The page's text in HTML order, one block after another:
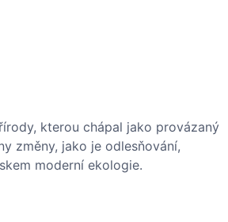
kterou chápal jako provázaný
změny, jako je odlesňování,
moderní ekologie.